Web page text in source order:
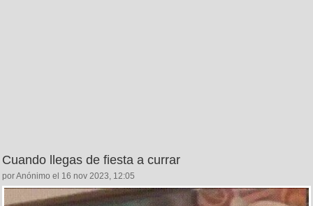
Cuando llegas de fiesta a currar
por Anónimo el 16 nov 2023, 12:05